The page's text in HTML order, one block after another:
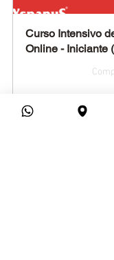
Curso Intensivo
Online - Iniciante